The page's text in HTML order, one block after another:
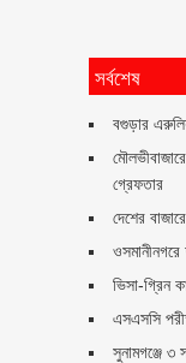
সর্বশেষ
বগুড়ার
গ্রেফতার
দেশের
ভিসা-গ্রিন
এসএসসি
সুনামগঞ্জে ৩